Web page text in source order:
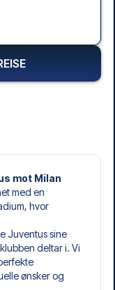
mot Milan
med en
hvor
Juventus sine
deltar i. Vi
ønsker og